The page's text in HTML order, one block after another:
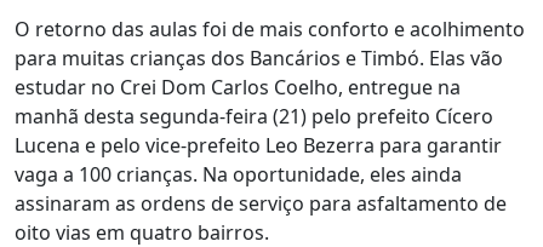
O retorno das aulas foi de mais conforto e acolhimento
para muitas crianças dos Bancários e Timbó. Elas vão
estudar no Crei Dom Carlos Coelho, entregue na
manhã desta segunda-feira (21) pelo prefeito Cícero
Lucena e pelo vice-prefeito Leo Bezerra para garantir
vaga a 100 crianças. Na oportunidade, eles ainda
assinaram as ordens de serviço para asfaltamento de
oito vias em quatro bairros.